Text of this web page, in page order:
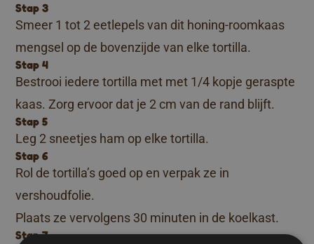
Stap 3
Smeer 1 tot 2 eetlepels van dit honing-roomkaas
mengsel op de bovenzijde van elke tortilla.
Stap 4
Bestrooi iedere tortilla met met 1/4 kopje geraspte
kaas. Zorg ervoor dat je 2 cm van de rand blijft.
Stap 5
Leg 2 sneetjes ham op elke tortilla.
Stap 6
Rol de tortilla’s goed op en verpak ze in
vershoudfolie.
Plaats ze vervolgens 30 minuten in de koelkast.
Stap 7